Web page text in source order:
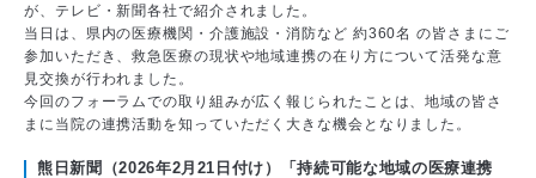
が、テレビ・新聞各社で紹介されました。
当日は、県内の医療機関・介護施設・消防など 約360名 の皆さまにご
参加いただき、救急医療の現状や地域連携の在り方について活発な意
見交換が行われました。
今回のフォーラムでの取り組みが広く報じられたことは、地域の皆さ
まに当院の連携活動を知っていただく大きな機会となりました。
熊日新聞（2026年2月21日付け）「持続可能な地域の医療連携